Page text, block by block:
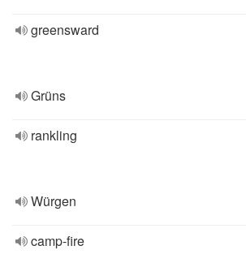
greensward
Grüns
rankling
Würgen
camp-fire